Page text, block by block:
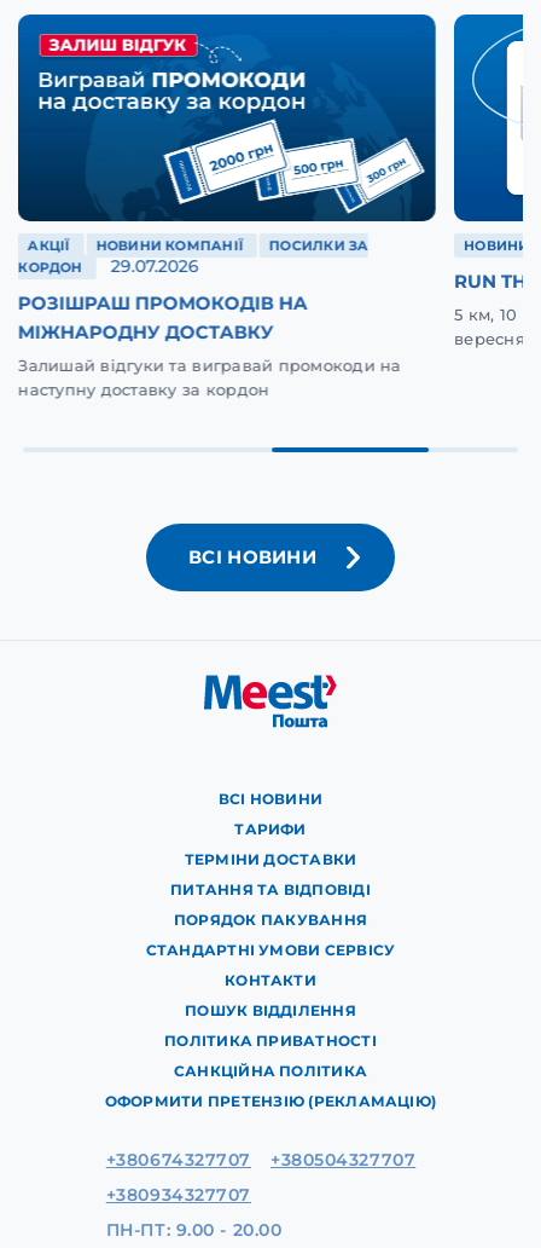
АКЦІЇ НОВИНИ КОМПАНІЇ
ПОСИЛКИ ЗА
КОРДОН
29.07.2026
РОЗІШРАШ ПРОМОКОДІВ НА
МІЖНАРОДНУ ДОСТАВКУ
Залишай відгуки та вигравай промокоди на
наступну доставку за кордон
НОВИНИ
RUN
5 км, 10
вересня
ВСІ НОВИНИ
ВСІ НОВИНИ
ТАРИФИ
ТЕРМІНИ ДОСТАВКИ
ПИТАННЯ ТА ВІДПОВІДІ
ПОРЯДОК ПАКУВАННЯ
СТАНДАРТНІ УМОВИ СЕРВІСУ
КОНТАКТИ
ПОШУК ВІДДІЛЕННЯ
ПОЛІТИКА ПРИВАТНОСТІ
САНКЦІЙНА ПОЛІТИКА
ОФОРМИТИ ПРЕТЕНЗІЮ (РЕКЛАМАЦІЮ)
+380674327707
+380504327707
+380934327707
ПН-ПТ: 9.00 - 20.00